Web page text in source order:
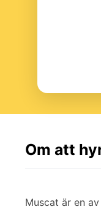
Om att
Muscat är en